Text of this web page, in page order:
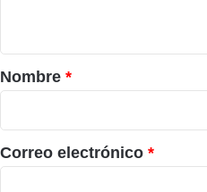
r
i
o
*
Nombre *
Correo electrónico *